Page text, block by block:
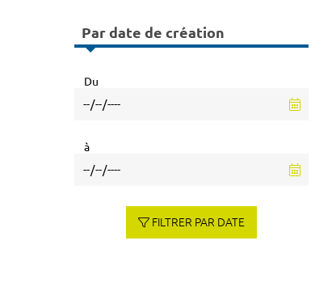
Par date de création
Du
à
FILTRER PAR DATE